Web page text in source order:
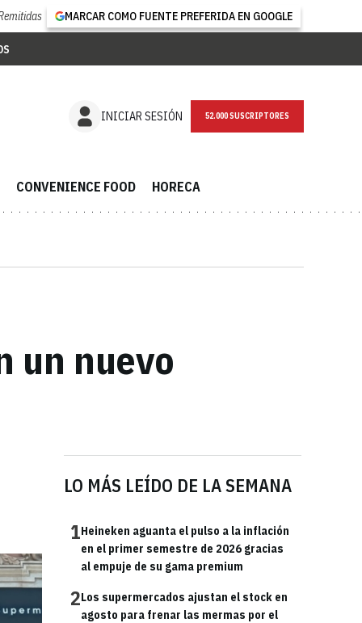
MARCAR COMO FUENTE PREFERIDA EN GOOGLE
INICIAR SESIÓN NEWSLETTER
CONVENIENCE FOOD HORECA
un nuevo
LO MÁS LEÍDO DE LA SEMANA
1Heineken aguanta el pulso a la inflación
en el primer semestre de 2026 gracias
al empuje de su gama premium
2Los supermercados ajustan el stock en
agosto para frenar las mermas por el